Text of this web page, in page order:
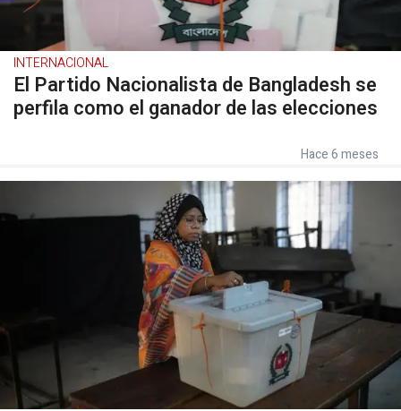
INTERNACIONAL
El Partido Nacionalista de Bangladesh se
perfila como el ganador de las elecciones
Hace 6 meses